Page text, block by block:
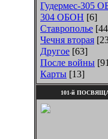
Гудермес-305
304 ОБОН [6]
Ставрополье
Чечня вторая
Другое [63]
После войны
Карты [13]
101-й